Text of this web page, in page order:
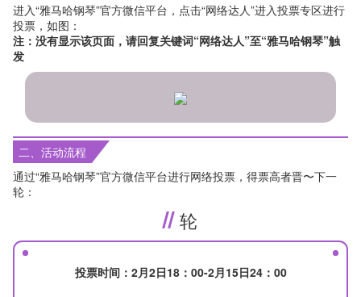
进入“雅马哈钢琴”官方微信平台，点击“网络达人”进入投票专区进行
投票，如图：
注：没有显示该页面，请回复关键词“网络达人”至“雅马哈钢琴”触
发
二、活动流程
通过“雅马哈钢琴”官方微信平台进行网络投票，得票高者晋〜下一
轮：
轮
投票时间：2月2日18：00-2月15日24：00